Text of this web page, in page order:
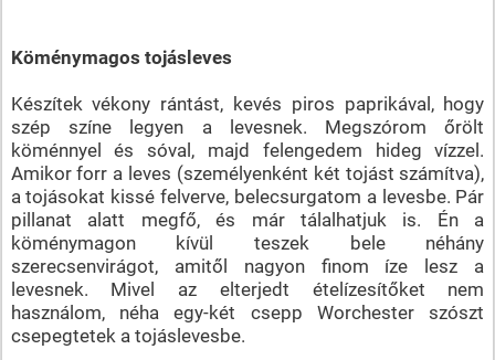
Köménymagos tojásleves
Készítek vékony rántást, kevés piros paprikával, hogy
szép színe legyen a levesnek. Megszórom őrölt
köménnyel és sóval, majd felengedem hideg vízzel.
Amikor forr a leves (személyenként két tojást számítva),
a tojásokat kissé felverve, belecsurgatom a levesbe. Pár
pillanat alatt megfő, és már tálalhatjuk is. Én a
köménymagon kívül teszek bele néhány
szerecsenvirágot, amitől nagyon finom íze lesz a
levesnek. Mivel az elterjedt ételízesítőket nem
használom, néha egy-két csepp Worchester szószt
csepegtetek a tojáslevesbe.